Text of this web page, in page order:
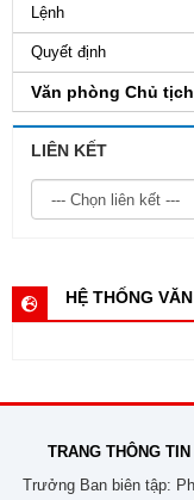
Lệnh
Quyết định
Văn phòng Chủ
LIÊN KẾT
HỆ THỐNG
TRANG THÔNG
Trưởng Ban biên tập: